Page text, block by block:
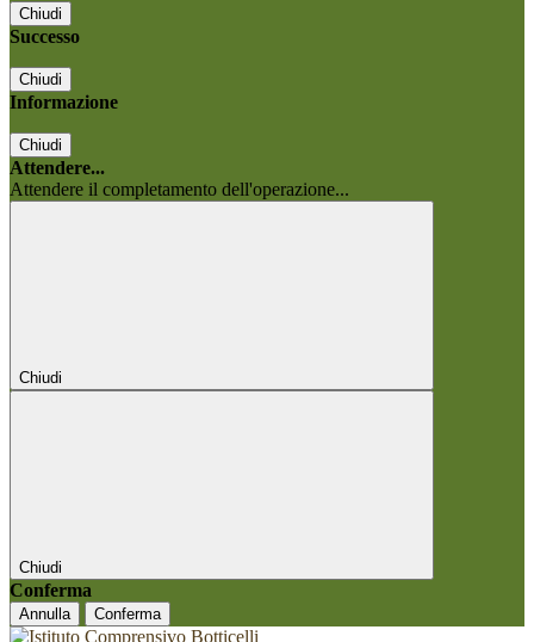
Chiudi
Successo
Chiudi
Informazione
Chiudi
Attendere...
Attendere il completamento dell'operazione...
Chiudi
Chiudi
Conferma
Annulla Conferma